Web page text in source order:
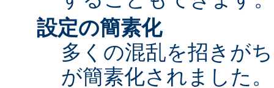
設定の簡素化
多くの混乱を招きが
が簡素化されました